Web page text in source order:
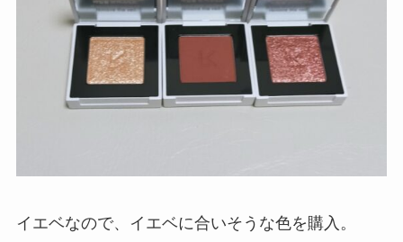
イエベなので、イエベに合いそうな色を購入。